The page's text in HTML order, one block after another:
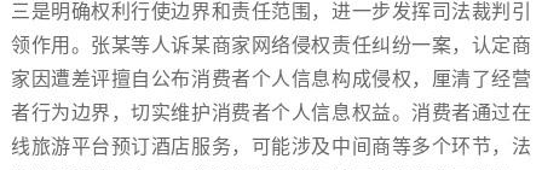
三是明确权利行使边界和责任范围，进一步发挥司法裁判引
领作用。张某等人诉某商家网络侵权责任纠纷一案，认定商
家因遭差评擅自公布消费者个人信息构成侵权，厘清了经营
者行为边界，切实维护消费者个人信息权益。消费者通过在
线旅游平台预订酒店服务，可能涉及中间商等多个环节，法